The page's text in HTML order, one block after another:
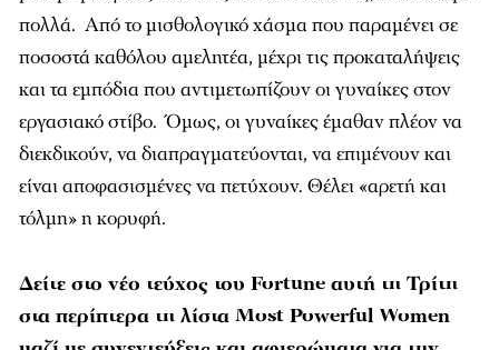
πολλά. Από το μισθολογικό χάσμα που παραμένει σε
ποσοστά καθόλου αμελητέα, μέχρι τις προκαταλήψεις
και τα εμπόδια που αντιμετωπίζουν οι γυναίκες στον
εργασιακό στίβο. Όμως, οι γυναίκες έμαθαν πλέον να
διεκδικούν, να διαπραγματεύονται, να επιμένουν και
είναι αποφασισμένες να πετύχουν. Θέλει «αρετή και
τόλμη» η κορυφή.
Δείτε στο νέο τεύχος του Fortune αυτή τη Τρίτη
στα περίπτερα τη λίστα Most Powerful Women